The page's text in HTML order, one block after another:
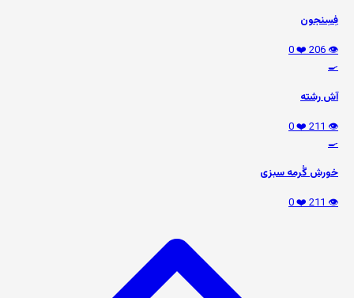
فِسِنجون
👁️ 206
❤️ 0
🍳
آش رشته
👁️ 211
❤️ 0
🍳
خورش گُرمه سبزی
👁️ 211
❤️ 0